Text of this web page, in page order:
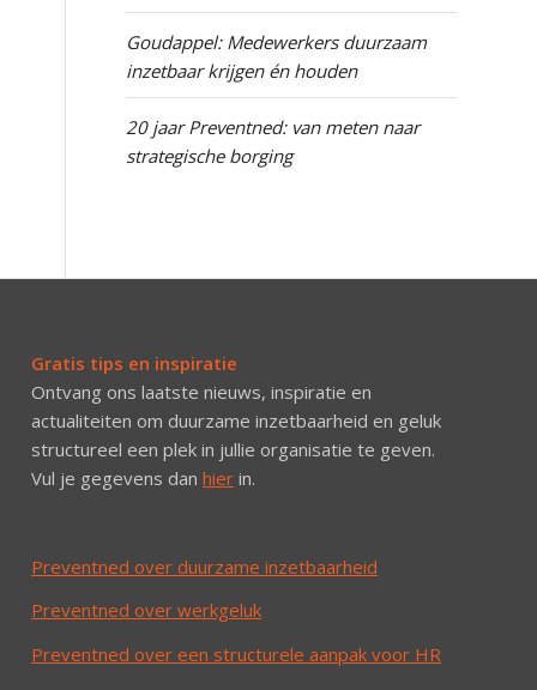
Goudappel: Medewerkers duurzaam
inzetbaar krijgen én houden
20 jaar Preventned: van meten naar
strategische borging
Gratis tips en inspiratie
Ontvang ons laatste nieuws, inspiratie en
actualiteiten om duurzame inzetbaarheid en geluk
structureel een plek in jullie organisatie te geven.
Vul je gegevens danhier in.
Preventned over duurzame inzetbaarheid
Preventned over werkgeluk
Preventned over een structurele aanpak voor HR